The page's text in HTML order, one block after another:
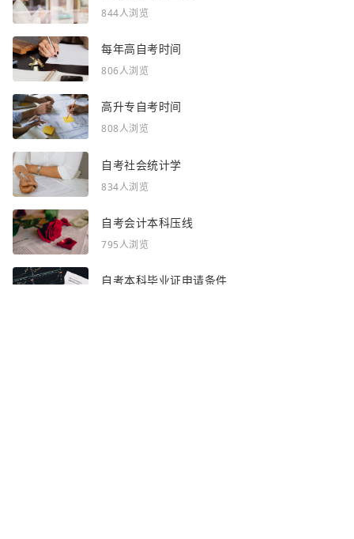
844人浏览
每年高自考时间
806人浏览
高升专自考时间
808人浏览
自考社会统计学
834人浏览
自考会计本科压线
795人浏览
自考本科毕业证申请条件